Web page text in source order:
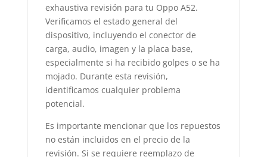
exhaustiva revisión para tu Oppo A52.
Verificamos el estado general del
dispositivo, incluyendo el conector de
carga, audio, imagen y la placa base,
especialmente si ha recibido golpes o se ha
mojado. Durante esta revisión,
identificamos cualquier problema
potencial.
Es importante mencionar que los repuestos
no están incluidos en el precio de la
revisión. Si se requiere reemplazo de